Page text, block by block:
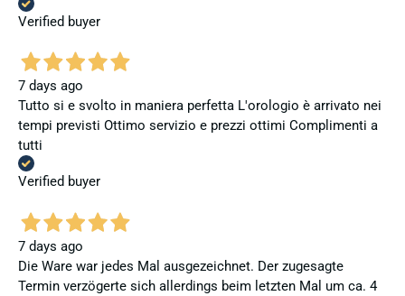
Verified buyer
7 days ago
Tutto si e svolto in maniera perfetta L'orologio è arrivato nei
tempi previsti Ottimo servizio e prezzi ottimi Complimenti a
tutti
Verified buyer
7 days ago
Die Ware war jedes Mal ausgezeichnet. Der zugesagte
Termin verzögerte sich allerdings beim letzten Mal um ca. 4